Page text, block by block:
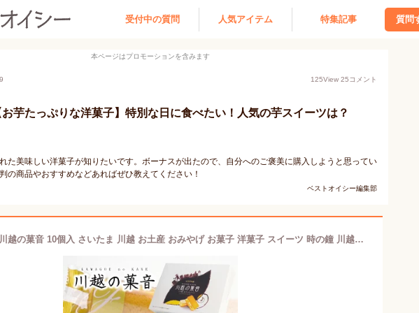
受付中の質問 人気アイテム 特集記事 質問
本ページはプロモーションを含みます
125View 25コメント
お芋たっぷりな洋菓子】特別な日に食べたい！人気の芋スイーツは？
た美味しい洋菓子が知りたいです。ボーナスが出たので、自分へのご褒美に購入しようと思ってい
の商品やおすすめなどあればぜひ教えてください！
ベストオイシー編集部
埼玉 お土産 川越の菓音 10個入 さいたま 川越 お土産 おみやげ お菓子 洋菓子 スイーツ 時の鐘 川越芋 フィナンシェ ミルククリーム ケヤキ堂